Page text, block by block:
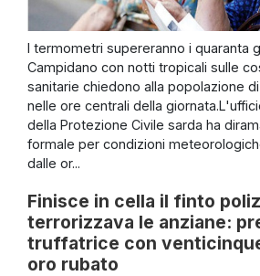
I termometri supereranno i quaranta
Campidano con notti tropicali sulle
sanitarie chiedono alla popolazione
nelle ore centrali della
della Protezione Civile sarda ha
formale per condizioni
dalle or...
Finisce in cella il finto
terrorizzava le anziane:
truffatrice con
oro rubato